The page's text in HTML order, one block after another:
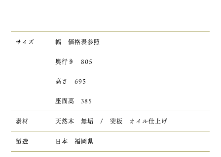
サイズ 幅 価格表参照
奥行き 805
高さ 695
座面高 385
素材 天然木 無垢 / 突板 オイル仕上げ
製造 日本 福岡県